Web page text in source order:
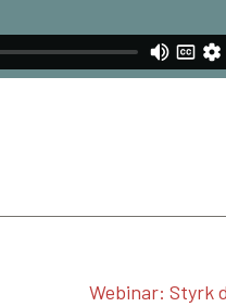
Webinar: Styrk